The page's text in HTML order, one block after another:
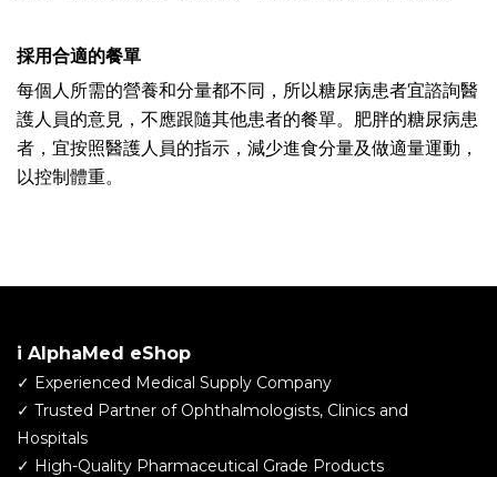
採用合適的餐單
每個人所需的營養和分量都不同，所以糖尿病患者宜諮詢醫
護人員的意見，不應跟隨其他患者的餐單。肥胖的糖尿病患
者，宜按照醫護人員的指示，減少進食分量及做適量運動，
以控制體重。
i AlphaMed eShop
✓ Experienced Medical Supply Company
​✓ Trusted Partner of Ophthalmologists, Clinics and
Hospitals
✓ High-Quality Pharmaceutical Grade Products